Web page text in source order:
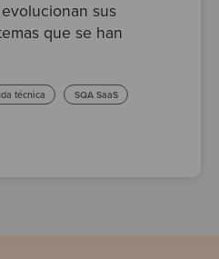
sus
que se han
técnica SQA SaaS